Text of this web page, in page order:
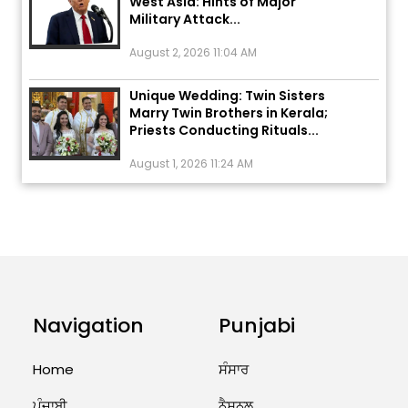
August 2, 2026 11:04 AM
Unique Wedding: Twin Sisters
Marry Twin Brothers in Kerala;
Priests Conducting Rituals...
August 1, 2026 11:24 AM
ਅੱਜ ਦਾ ਰਾਸ਼ੀਫਲ (5 ਅਗਸਤ 2026): ਜਾਣੋ
7 Killed, 18 Injured
Navigation
Home
Punjabi
ਸੰਸਾਰ